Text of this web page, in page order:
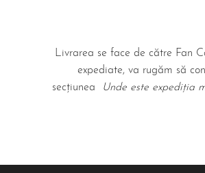
Livrarea se face de către Fan
expediate, va rugăm să
secțiunea
Unde este expediția